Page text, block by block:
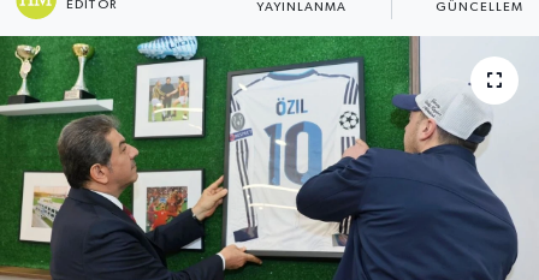
EDITÖR YAYINLANMA GÜNCELLEME
Dünya
Eğitim
Ekonomi
Genel
Haber Arşivi